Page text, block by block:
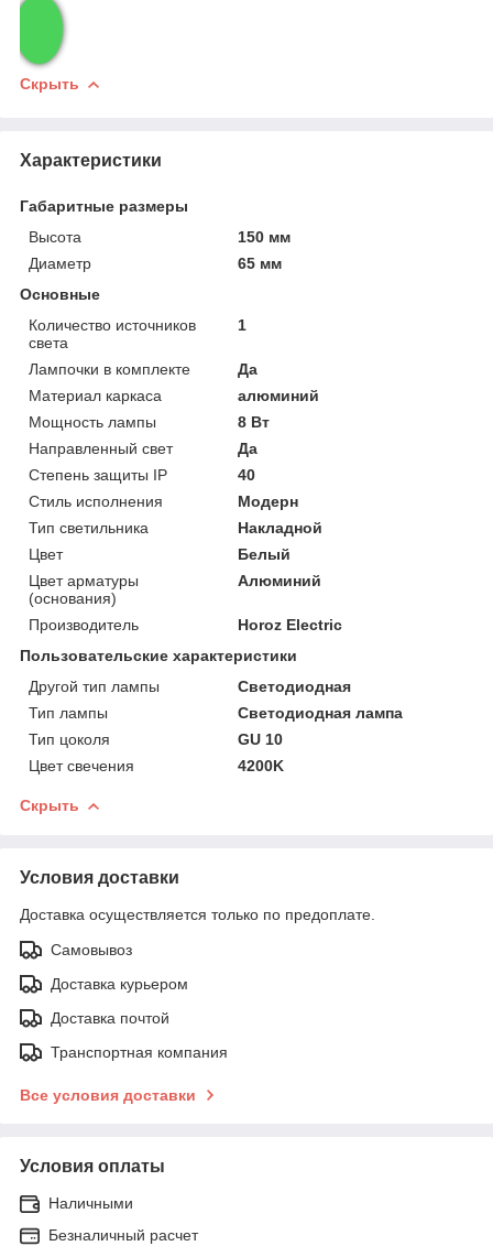
Скрыть
Характеристики
Габаритные размеры
Высота
150 мм
Диаметр
65 мм
Основные
Количество источников
света
1
Лампочки в комплекте
Да
Материал каркаса
алюминий
Мощность лампы
8 Вт
Направленный свет
Да
Степень защиты IP
40
Стиль исполнения
Модерн
Тип светильника
Накладной
Цвет
Белый
Цвет арматуры
(основания)
Алюминий
Производитель
Horoz Electric
Пользовательские характеристики
Другой тип лампы
Светодиодная
Тип лампы
Светодиодная лампа
Тип цоколя
GU 10
Цвет свечения
4200K
Скрыть
Условия доставки
Доставка осуществляется только по предоплате.
Самовывоз
Доставка курьером
Доставка почтой
Транспортная компания
Все условия доставки
Условия оплаты
Наличными
Безналичный расчет